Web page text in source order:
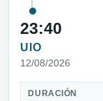
23:40
UIO
12/08/2026
DURACIÓN